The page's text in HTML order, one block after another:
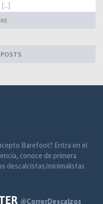
Barefoot? Entra en el
conoce de primera
descalcistas/minimalistas
@CorrerDescalzos